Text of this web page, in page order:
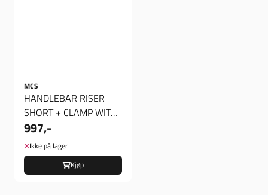
MCS
HANDLEBAR RISER
SHORT + CLAMP WITH
LIP, Riser
997,-
Ikke på lager
Kjøp